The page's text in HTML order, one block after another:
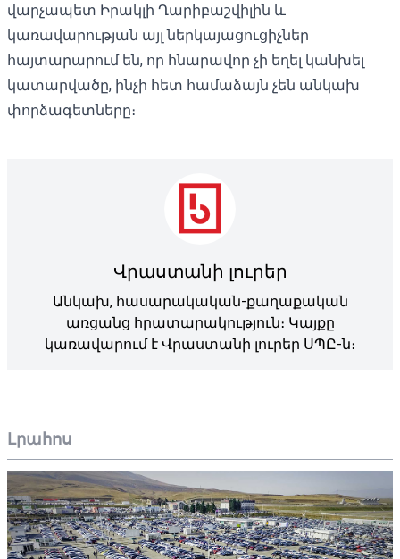
Լրահոս
վարչապետ Իրակլի Ղարիբաշվիլին և
կառավարության այլ ներկայացուցիչներ
հայտարարում են, որ հնարավոր չի եղել կանխել
կատարվածը, ինչի հետ համաձայն չեն անկախ
փորձագետները։
Վրաստանի լուրեր
Անկախ, հասարակական-քաղաքական
առցանց հրատարակություն։ Կայքը
կառավարում է Վրաստանի լուրեր ՍՊԸ-ն։